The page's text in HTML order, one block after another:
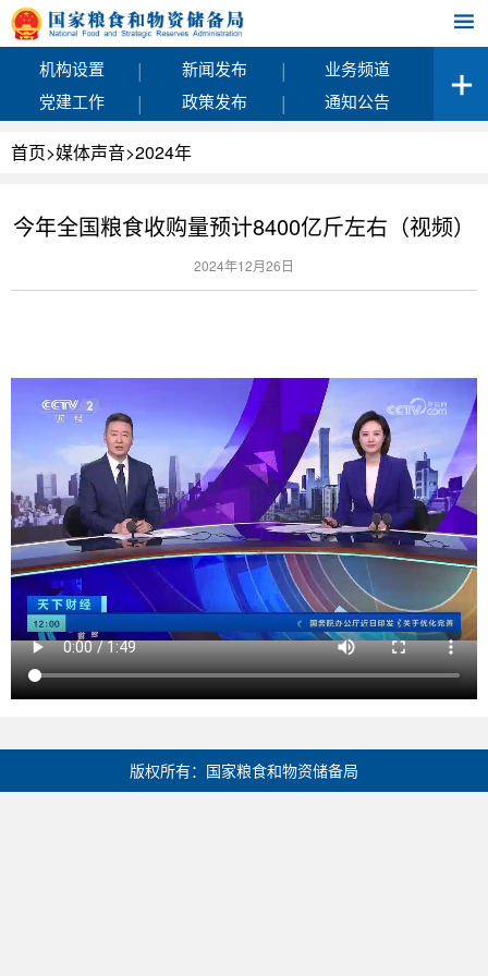
机构设置 | 新闻发布 |
业务频道
党建工作
| 政策发布 | 通知公告
首页>媒体声音>2024年
今年全国粮食收购量预计8400亿斤左右（视频）
2024年12月26日
版权所有：国家粮食和物资储备局